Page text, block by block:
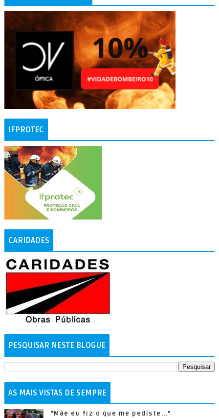
IFPROTEC
CARIDADES
PESQUISAR NESTE BLOGUE
AS MAIS VISTAS DE SEMPRE
"Mãe eu fiz o que me pediste..."